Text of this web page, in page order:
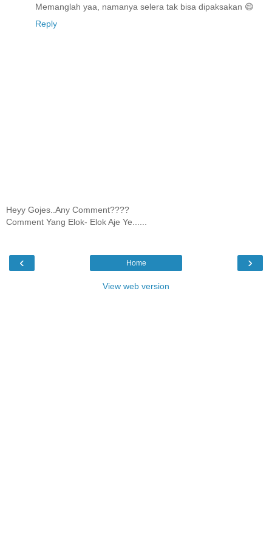
Memanglah yaa, namanya selera tak bisa dipaksakan 😄
Reply
Heyy Gojes..Any Comment????
Comment Yang Elok- Elok Aje Ye......
‹ ›
Home
View web version